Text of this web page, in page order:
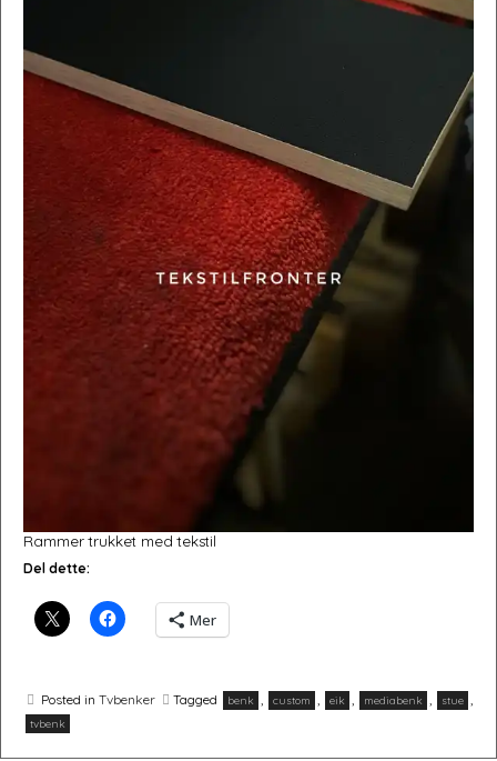
Rammer trukket med tekstil
Del dette:
Mer
Posted in Tvbenker Tagged benk , custom , eik , mediabenk , stue ,
tvbenk